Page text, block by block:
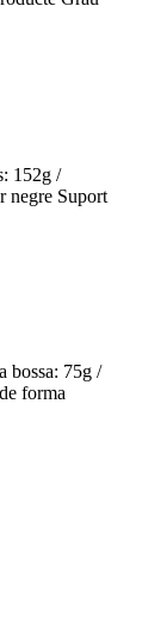
152g /
negre Suport
bossa: 75g /
forma